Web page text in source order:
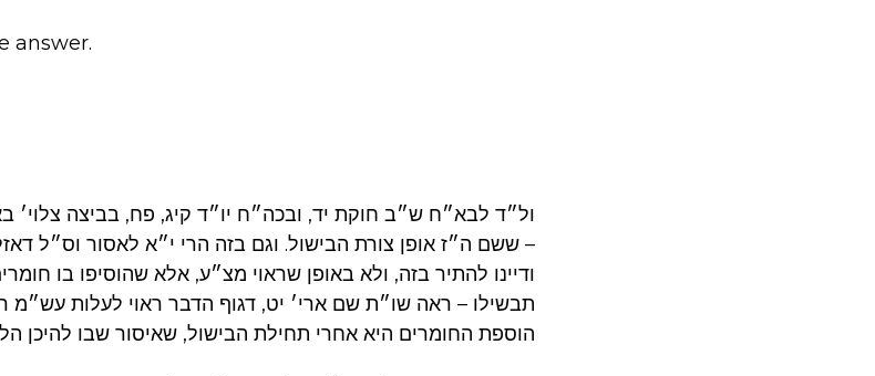
answer.
ול״ד לבא״ח ש״ב חוקת יד, ובכה״ח יו״ד קיג, פח, בביצה
– ששם ה״ז אופן צורת הבישול. וגם בזה הרי י״א לאסור וס״ל
ודיינו להתיר בזה, ולא באופן שראוי מצ״ע, אלא שהוסיפו בו
תבשילו – ראה שו״ת שם ארי׳ יט, דגוף הדבר ראוי לעלות עש״מ
הוספת החומרים היא אחרי תחילת הבישול, שאיסור שבו להיכן